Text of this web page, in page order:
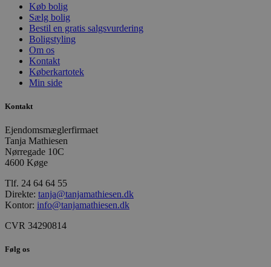
Køb bolig
Sælg bolig
Bestil en gratis salgsvurdering
Boligstyling
Om os
Kontakt
Køberkartotek
Min side
Kontakt
Ejendomsmæglerfirmaet
Tanja Mathiesen
Nørregade 10C
4600 Køge
Tlf. 24 64 64 55
Direkte: tanja@tanjamathiesen.dk
Kontor: info@tanjamathiesen.dk
CVR 34290814
Følg os